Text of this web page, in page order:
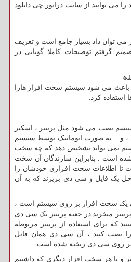
می توانید از سایت درایور چی دانلود
می توان داد بسیار جامع است و تعریف
گرفتم توضیحات کاملا گویایی در
باعث می شود سیستم سخت افزار هارا
استفاده کرد.
نصب می شود مثل پرینتر ، اسکنر
، و... به صورت اتوماتیک توسط سیستم
نمی تواند تشخیص دهد که چه سخت
است . بنابراین سازندگان آن سخت
تا اطلاعات سخت افزاری خودشان را
یک فایل و سی دی بریزند که به آن
یک سخت افزار بر روی سیستم است ،
میخرید در جعبه پرینتر یک سی دی
که برای استفاده از پرینتر مربوطه
نصب کنید ، آن سی دی همان فایل
روی سی دی ریخته شده است .
و یا هر سخت افزار دیگری که داشتیم